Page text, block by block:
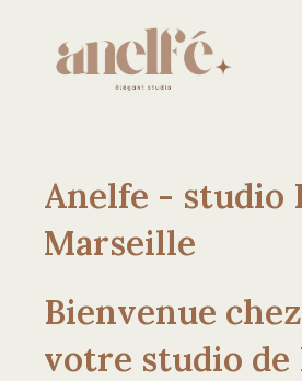
contenu
Anelfe - studio
Marseille
Bienvenue chez
votre studio de